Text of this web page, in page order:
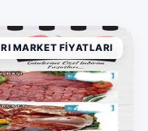
MARKET FIYATLARI